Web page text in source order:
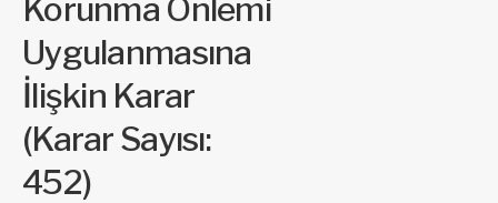
Korunma Önlemi
Uygulanmasına
İlişkin Karar
(Karar Sayısı:
452)